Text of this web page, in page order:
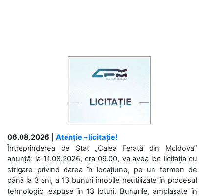
06.08.2026
Atenție – licitație!
Întreprinderea de Stat „Calea Ferată din Moldova”
anunță: la 11.08.2026, ora 09.00, va avea loc licitaţia cu
strigare privind darea în locațiune, pe un termen de
până la 3 ani, a 13 bunuri imobile neutilizate în procesul
tehnologic, expuse în 13 loturi. Bunurile, amplasate în